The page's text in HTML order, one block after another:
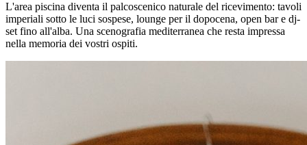
L'area piscina diventa il palcoscenico naturale del ricevimento: tavoli
imperiali sotto le luci sospese, lounge per il dopocena, open bar e dj-
set fino all'alba. Una scenografia mediterranea che resta impressa
nella memoria dei vostri ospiti.